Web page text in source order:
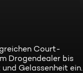
Court-
Drogendealer bis
Gelassenheit ein.